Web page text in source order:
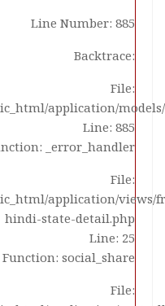
Line Number: 885
Backtrace:
File:
application/
Line: 885
_error_handler
File:
application/views/
hindi-state-detail.php
Line: 25
Function: social_share
File: